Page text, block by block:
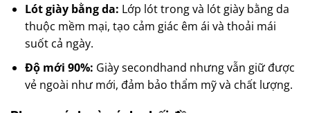
Lót giày bằng da: Lớp lót trong và lót giày bằng da
thuộc mềm mại, tạo cảm giác êm ái và thoải mái
suốt cả ngày.
Độ mới 90%: Giày secondhand nhưng vẫn giữ được
vẻ ngoài như mới, đảm bảo thẩm mỹ và chất lượng.